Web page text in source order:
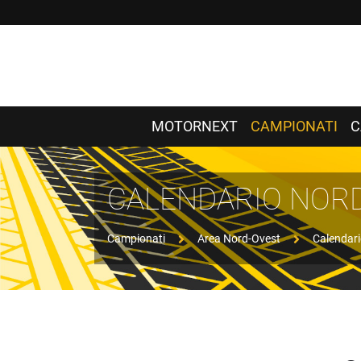
MOTORNEXT CAMPIONATI
CALENDARIO
Campionati Area Nord-Ovest